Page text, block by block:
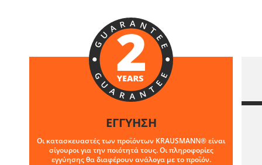
ΕΓΓΥΗΣΗ
Οι κατασκευαστές των προϊόντων KRAUSMANN® είναι
σίγουροι για την ποιότητά τους. Οι πληροφορίες
εγγύησης θα διαφέρουν ανάλογα με το προϊόν.